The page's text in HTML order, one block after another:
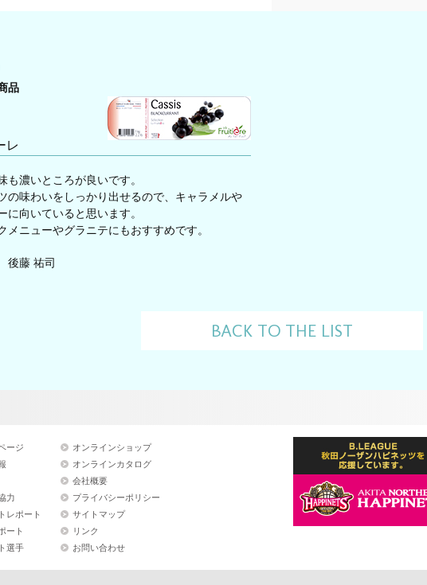
品
レ
も濃いところが良いです。
の味わいをしっかり出せるので、キャラメルや
に向いていると思います。
メニューやグラニテにもおすすめです。
後藤 祐司
BACK TO THE LIST
ージ
力
レポート
ート
選手
オンラインショップ
オンラインカタログ
会社概要
プライバシーポリシー
サイトマップ
リンク
お問い合わせ